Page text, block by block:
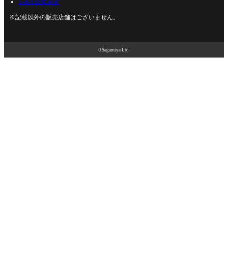
U-BASE海老名
※記載以外の販売店舗はございません。
 Sagamiya Ltd.